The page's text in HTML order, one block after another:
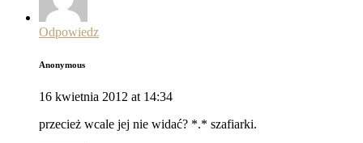
Odpowiedz
Anonymous
16 kwietnia 2012 at 14:34
przecież wcale jej nie widać? *.* szafiarki.